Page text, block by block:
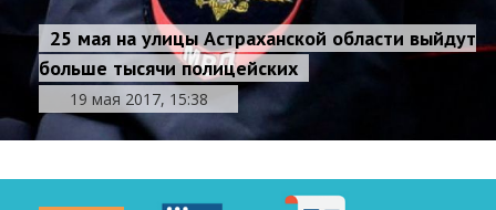
25 мая на улицы Астраханской области выйдут
больше тысячи полицейских
19 мая 2017, 15:38